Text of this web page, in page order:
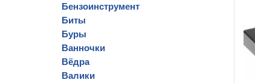
Бензоинструмент
Биты
Буры
Ванночки
Вёдра
Валики